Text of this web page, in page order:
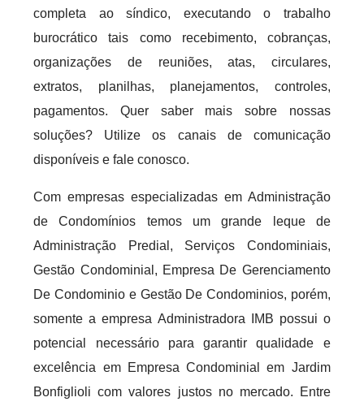
completa ao síndico, executando o trabalho
burocrático tais como recebimento, cobranças,
organizações de reuniões, atas, circulares,
extratos, planilhas, planejamentos, controles,
pagamentos. Quer saber mais sobre nossas
soluções? Utilize os canais de comunicação
disponíveis e fale conosco.
Com empresas especializadas em Administração
de Condomínios temos um grande leque de
Administração Predial, Serviços Condominiais,
Gestão Condominial, Empresa De Gerenciamento
De Condominio e Gestão De Condominios, porém,
somente a empresa Administradora IMB possui o
potencial necessário para garantir qualidade e
excelência em Empresa Condominial em Jardim
Bonfiglioli com valores justos no mercado. Entre